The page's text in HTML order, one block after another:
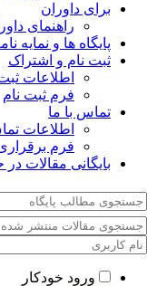
برای داوران
راهنمای
پایگاه ها و نمایه
ثبت نام و اشتراک
اطلاعات ثبت
فرم ثبت نام
تماس با ما
اطلاعات
فرم برقراری
بایگانی مقالات در
ورود خودکار